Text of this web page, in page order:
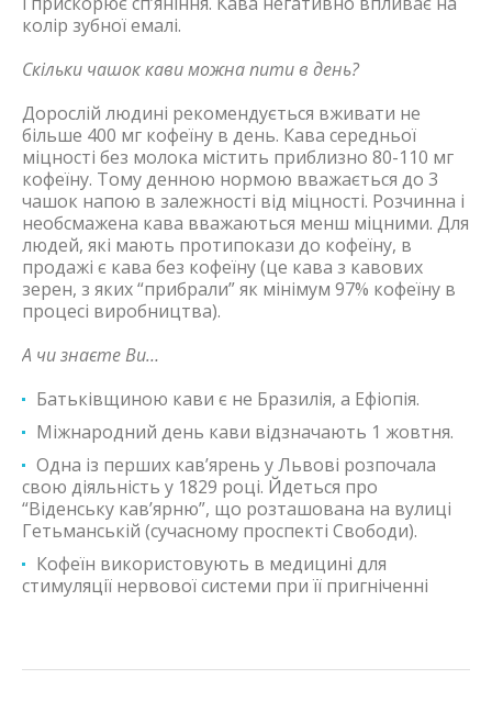
колір зубної емалі.
Скільки чашок кави можна пити в день?
Дорослій людині рекомендується вживати не
більше 400 мг кофеїну в день. Кава середньої
міцності без молока містить приблизно 80-110 мг
кофеїну. Тому денною нормою вважається до 3
чашок напою в залежності від міцності. Розчинна і
необсмажена кава вважаються менш міцними. Для
людей, які мають протипокази до кофеїну, в
продажі є кава без кофеїну (це кава з кавових
зерен, з яких “прибрали” як мінімум 97% кофеїну в
процесі виробництва).
А чи знаєте Ви…
Батьківщиною кави є не Бразилія, а Ефіопія.
Міжнародний день кави відзначають 1 жовтня.
Одна із перших кав’ярень у Львові розпочала
свою діяльність у 1829 році. Йдеться про
“Віденську кав’ярню”, що розташована на вулиці
Гетьманській (сучасному проспекті Свободи).
Кофеїн використовують в медицині для
стимуляції нервової системи при її пригніченні